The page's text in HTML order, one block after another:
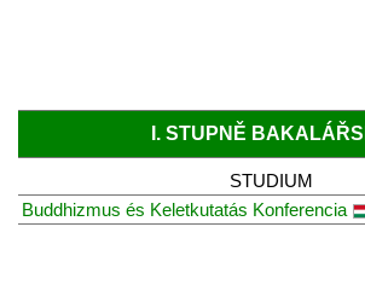
I. STUPNĚ
STUDIUM
Buddhizmus és Keletkutatás Konferencia